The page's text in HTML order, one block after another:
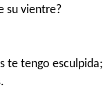
su vientre?
te tengo esculpida;